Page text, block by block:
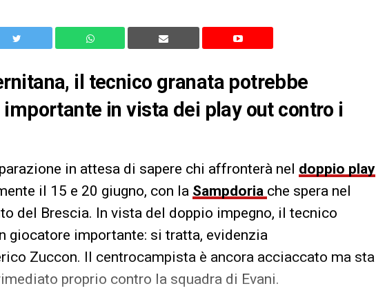
il tecnico granata potrebbe
in vista dei play out contro i
in attesa di sapere chi affronterà nel doppio play
il 15 e 20 giugno, con la Sampdoria che spera nel
del Brescia. In vista del doppio impegno, il tecnico
giocatore importante: si tratta, evidenzia
Zuccon. Il centrocampista è ancora acciaccato ma sta
proprio contro la squadra di Evani.